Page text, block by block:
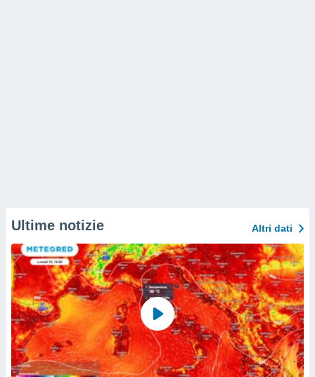
Ultime notizie Altri dati